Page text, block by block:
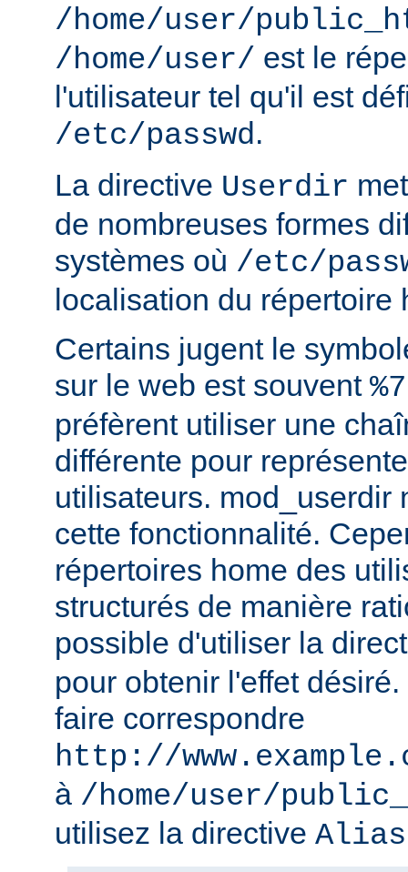
/home/user/
/home/user/ est le
l'utilisateur tel qu'il est
/etc/passwd.
La directive Userdir
de nombreuses formes
systèmes où /etc/
localisation du répertoire
Certains jugent le
sur le web est souvent
préfèrent utiliser une
différente pour
utilisateurs. mod_userdir
cette fonctionnalité.
répertoires home des
structurés de manière
possible d'utiliser la
pour obtenir l'effet
faire correspondre
http://
à /home/user/
utilisez la directive